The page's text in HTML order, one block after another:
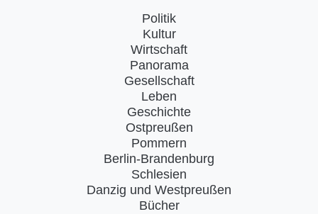
Politik
Kultur
Wirtschaft
Panorama
Gesellschaft
Leben
Geschichte
Ostpreußen
Pommern
Berlin-Brandenburg
Schlesien
Danzig und Westpreußen
Bücher